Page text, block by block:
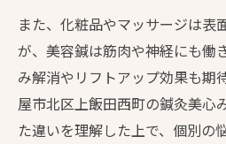
また、化粧品やマッサージは表
が、美容鍼は筋肉や神経にも働
み解消やリフトアップ効果も期
屋市北区上飯田西町の鍼灸美心
た違いを理解した上で、個別の